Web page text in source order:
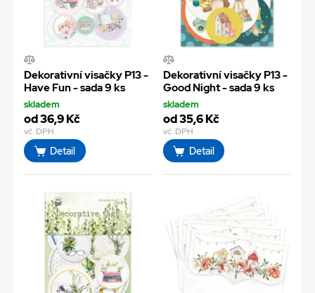
Dekorativní visačky P13 -
Have Fun - sada 9 ks
skladem
od 36,9 Kč
vč. DPH
Detail
Dekorativní visačky P13 -
Good Night - sada 9 ks
skladem
od 35,6 Kč
vč. DPH
Detail